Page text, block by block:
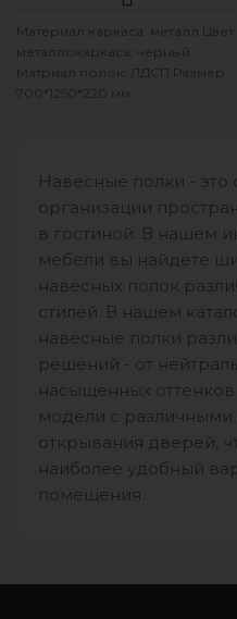
Материал каркаса: металл Цвет
металлокаркаса: черный
Матриал полок: ЛДСП Размер:
700*1250*220 мм
Навесные полки -
организации
в гостиной. В нашем
мебели вы найдете
навесных полок
стилей. В нашем
навесные полки
решений - от
насыщенных
модели с
открывания дверей,
наиболее удобный
помещения.